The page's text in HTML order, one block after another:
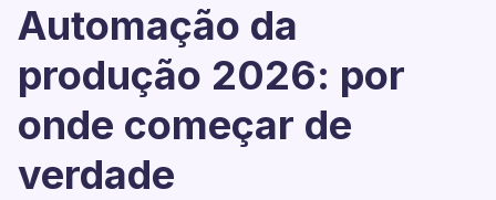
Automação da
produção 2026: por
onde começar de
verdade